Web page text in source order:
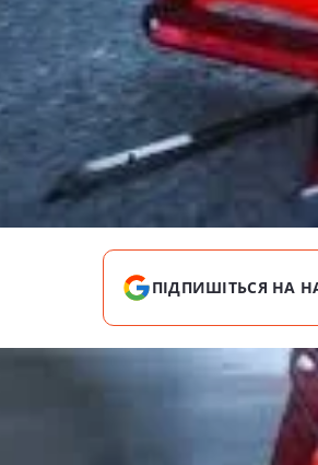
ПІДПИШІТЬСЯ НА